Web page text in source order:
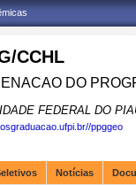
CCHL
DO
FEDERAL DO
ppggeo
Notícias